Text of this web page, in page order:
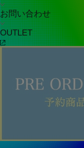
お問い合わせ
OUTLET